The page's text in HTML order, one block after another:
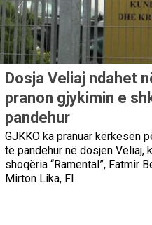
Dosja Veliaj ndahet
pranon gjykimin e
pandehur
GJKKO ka pranuar kërkesën
të pandehur në dosjen Veliaj,
shoqëria “Ramental”, Fatmir
Mirton Lika, Fl